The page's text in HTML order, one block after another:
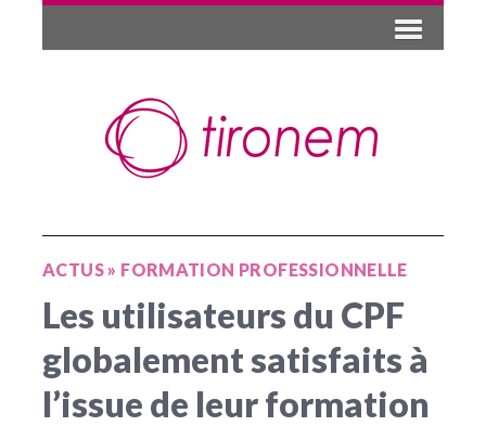
ACTUS» FORMATION PROFESSIONNELLE
Les utilisateurs du CPF
globalement satisfaits à
l’issue de leur formation